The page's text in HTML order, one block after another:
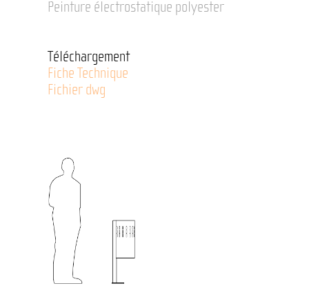
Peinture électrostatique polyester
Téléchargement
Fiche Technique
Fichier dwg